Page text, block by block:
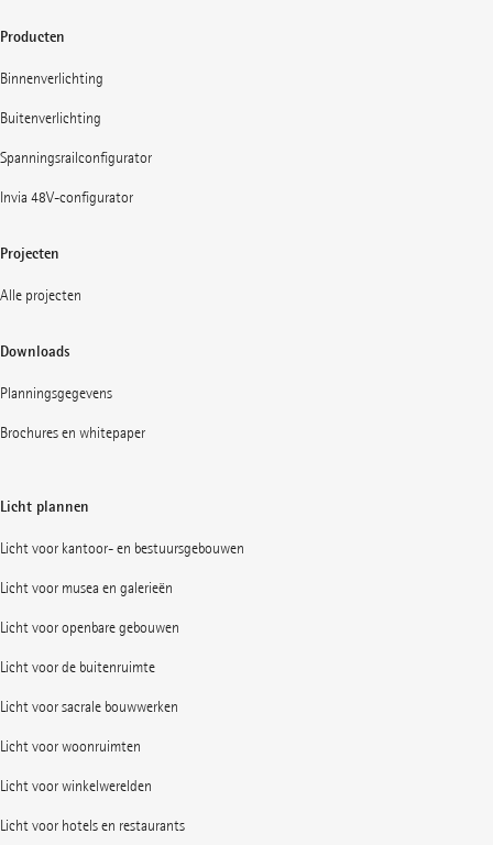
Producten
Binnenverlichting
Buitenverlichting
Spanningsrailconfigurator
Invia 48V-configurator
Projecten
Alle projecten
Downloads
Planningsgegevens
Brochures en whitepaper
Licht plannen
Licht voor kantoor- en bestuursgebouwen
Licht voor musea en galerieën
Licht voor openbare gebouwen
Licht voor de buitenruimte
Licht voor sacrale bouwwerken
Licht voor woonruimten
Licht voor winkelwerelden
Licht voor hotels en restaurants